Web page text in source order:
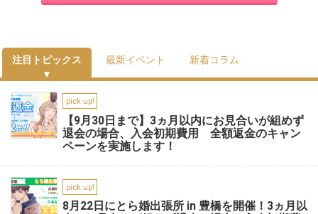
注目トピックス 最新イベント 新着コラム
pick up!
【9月30日まで】3ヵ月以内にお見合いが組めず
退会の場合、入会初期費用 全額返金のキャン
ペーンを実施します！
pick up!
8月22日にとら婚出張所 in 豊橋を開催！3ヵ月以